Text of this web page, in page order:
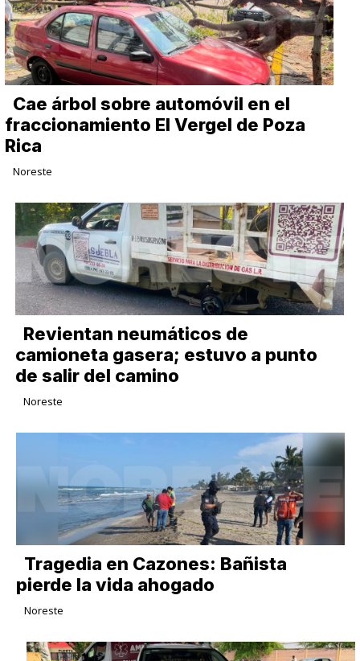
Cae árbol sobre automóvil en el
fraccionamiento El Vergel de Poza
Rica
Noreste
Revientan neumáticos de
camioneta gasera; estuvo a punto
de salir del camino
Noreste
Tragedia en Cazones: Bañista
pierde la vida ahogado
Noreste